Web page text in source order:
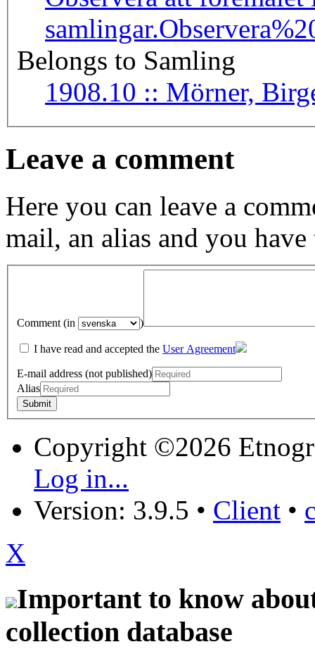
samlingar.
Belongs to Samling
1908.10 :: Mörner,
Leave a comment
Here you can leave a
mail, an alias and you have
Comment (in )
I have read and accepted the User Agreement
E-mail address (not published)
Alias
Copyright ©2026
Log in...
Version: 3.9.5 • Client •
X
Important to know
collection database